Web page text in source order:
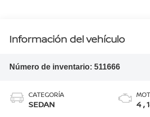
Información del vehículo
Número de inventario: 511666
CATEGORÍA
SEDAN 4 ,